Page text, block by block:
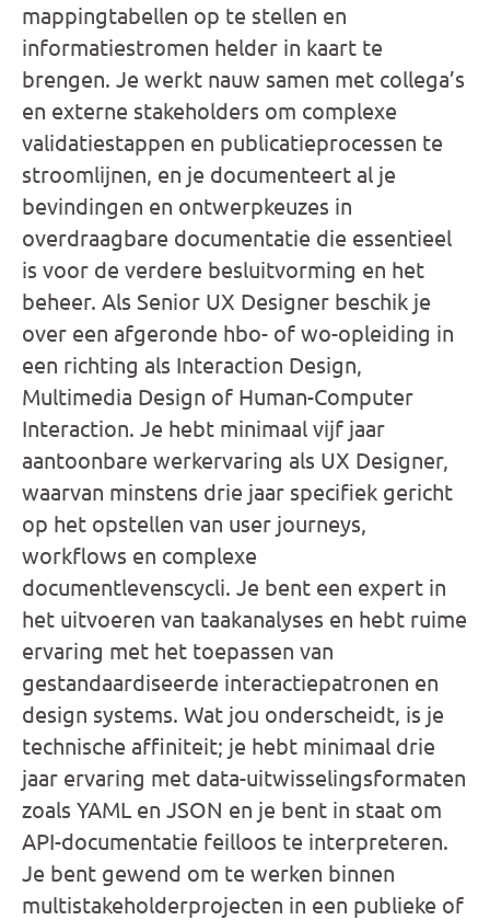
mappingtabellen op te stellen en
informatiestromen helder in kaart te
brengen. Je werkt nauw samen met collega’s
en externe stakeholders om complexe
validatiestappen en publicatieprocessen te
stroomlijnen, en je documenteert al je
bevindingen en ontwerpkeuzes in
overdraagbare documentatie die essentieel
is voor de verdere besluitvorming en het
beheer. Als Senior UX Designer beschik je
over een afgeronde hbo- of wo-opleiding in
een richting als Interaction Design,
Multimedia Design of Human-Computer
Interaction. Je hebt minimaal vijf jaar
aantoonbare werkervaring als UX Designer,
waarvan minstens drie jaar specifiek gericht
op het opstellen van user journeys,
workflows en complexe
documentlevenscycli. Je bent een expert in
het uitvoeren van taakanalyses en hebt ruime
ervaring met het toepassen van
gestandaardiseerde interactiepatronen en
design systems. Wat jou onderscheidt, is je
technische affiniteit; je hebt minimaal drie
jaar ervaring met data-uitwisselingsformaten
zoals YAML en JSON en je bent in staat om
API-documentatie feilloos te interpreteren.
Je bent gewend om te werken binnen
multistakeholderprojecten in een publieke of